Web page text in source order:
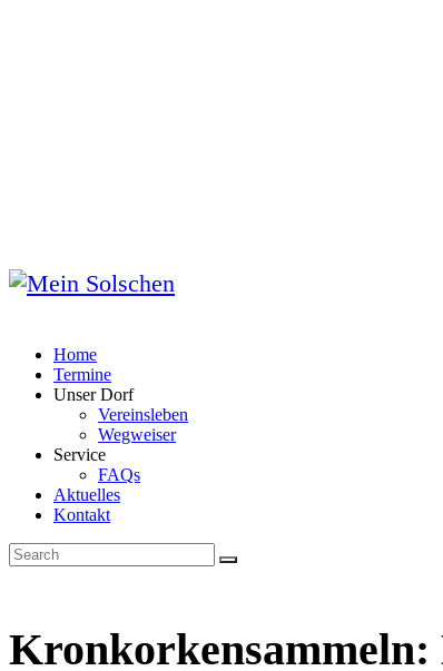
Home
Termine
Unser Dorf
Vereinsleben
Wegweiser
Service
FAQs
Aktuelles
Kontakt
Kronkorkensammeln: